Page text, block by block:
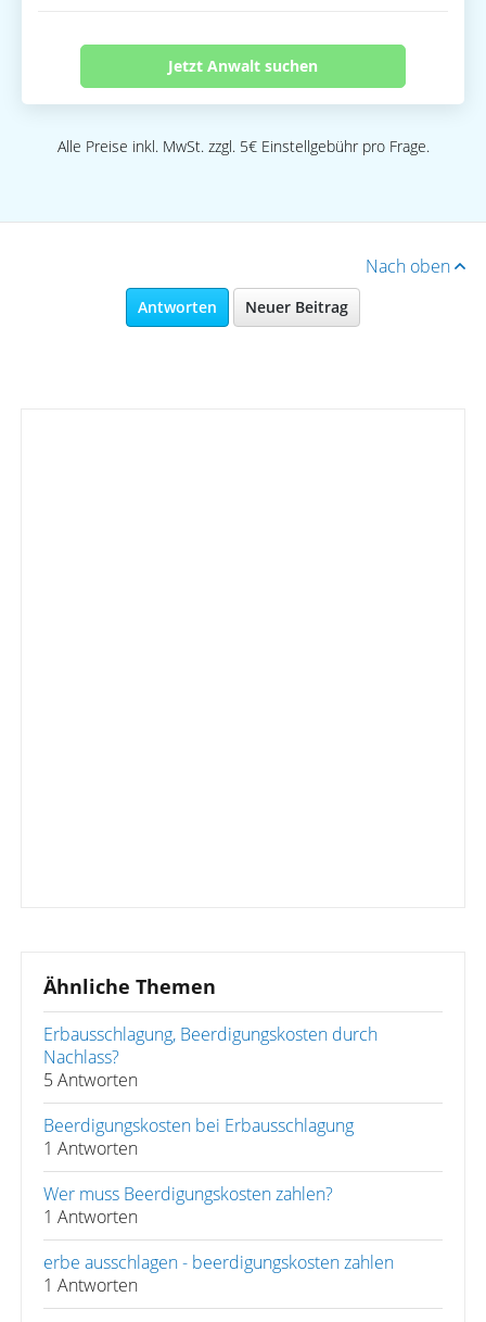
Jetzt Anwalt suchen
Alle Preise inkl. MwSt. zzgl. 5€ Einstellgebühr pro Frage.
Nach oben
Antworten Neuer Beitrag
Ähnliche Themen
Erbausschlagung, Beerdigungskosten durch
Nachlass?
5 Antworten
Beerdigungskosten bei Erbausschlagung
1 Antworten
Wer muss Beerdigungskosten zahlen?
1 Antworten
erbe ausschlagen - beerdigungskosten zahlen
1 Antworten